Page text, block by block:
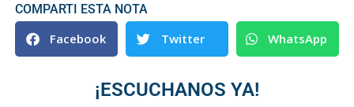
COMPARTI ESTA NOTA
Facebook Twitter WhatsApp
¡ESCUCHANOS YA!